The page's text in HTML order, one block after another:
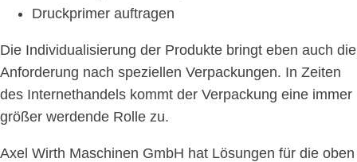
Druckprimer auftragen
Die Individualisierung der Produkte bringt eben auch die
Anforderung nach speziellen Verpackungen. In Zeiten
des Internethandels kommt der Verpackung eine immer
größer werdende Rolle zu.
Axel Wirth Maschinen GmbH hat Lösungen für die oben